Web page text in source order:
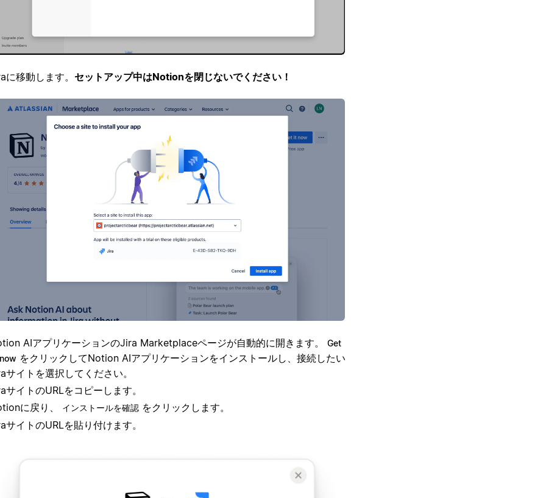
に移動します。 セットアップ中はNotionを閉じないでください！
AIアプリケーションのJira Marketplaceページが自動的に開きます。
Get
をクリックしてNotion AIアプリケーションをインストールし、接続したい
サイトを選択してください。
サイトのURLをコピーします。
に戻り、
インストールを確認 をクリックします。
サイトのURLを貼り付けます。